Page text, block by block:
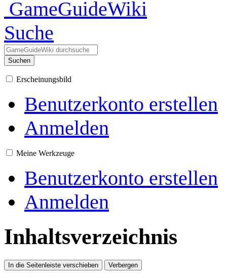
Suche
Suchen
Erscheinungsbild
Benutzerkonto erstellen
Anmelden
Meine Werkzeuge
Benutzerkonto erstellen
Anmelden
Inhaltsverzeichnis
In die Seitenleiste verschieben Verbergen